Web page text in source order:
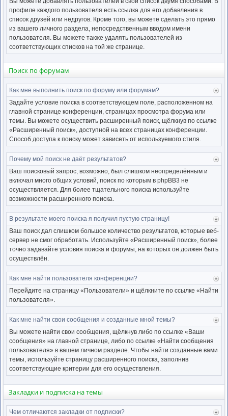
профиле каждого пользователя есть ссылка для его добавления в
список друзей или недругов. Кроме того, вы можете сделать это прямо
из вашего личного раздела, непосредственным вводом имени
пользователя. Вы можете также удалять пользователей из
соответствующих списков на той же странице.
Поиск по форумам
Как мне выполнить поиск по форуму или форумам?
Задайте условие поиска в соответствующем поле, расположенном на
главной странице конференции, страницах просмотра форума или
темы. Вы можете осуществить расширенный поиск, щёлкнув по ссылке
«Расширенный поиск», доступной на всех страницах конференции.
Способ доступа к поиску может зависеть от используемого стиля.
Почему мой поиск не даёт результатов?
Ваш поисковый запрос, возможно, был слишком неопределённым и
включал много общих условий, поиск по которым в phpBB3 не
осуществляется. Для более тщательного поиска используйте
возможности расширенного поиска.
к
В результате моего поиска я получил пустую страницу!
Ваш поиск дал слишком большое количество результатов, которые веб-
сервер не смог обработать. Используйте «Расширенный поиск», более
точно задавайте условия поиска и форумы, на которых он должен быть
осуществлён.
к
Как мне найти пользователя конференции?
Перейдите на страницу «Пользователи» и щёлкните по ссылке «Найти
пользователя».
Как мне найти свои сообщения и созданные мной темы?
Вы можете найти свои сообщения, щёлкнув либо по ссылке «Ваши
сообщения» на главной странице, либо по ссылке «Найти сообщения
пользователя» в вашем личном разделе. Чтобы найти созданные вами
темы, используйте страницу расширенного поиска, заполнив
соответствующие критерии для его осуществления.
Закладки и подписка на темы
Чем отличаются закладки от подписки?